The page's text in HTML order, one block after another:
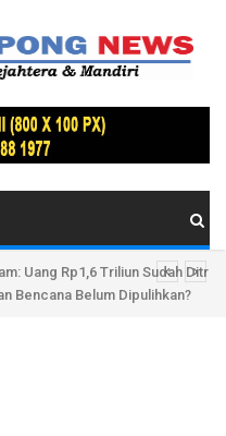
Uang Rp1,6 Triliun Sudah
Bencana Belum Dipulihkan?